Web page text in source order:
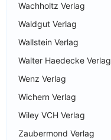
Wachholtz Verlag
Waldgut Verlag
Wallstein Verlag
Walter Haedecke Verlag
Wenz Verlag
Wichern Verlag
Wiley VCH Verlag
Zaubermond Verlag